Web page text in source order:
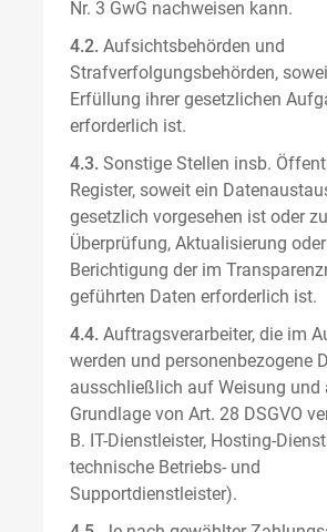
Nr. 3 GwG nachweisen kann.
4.2. Aufsichtsbehörden und
Strafverfolgungsbehörden,
Erfüllung ihrer gesetzlichen
erforderlich ist.
4.3. Sonstige Stellen insb.
Register, soweit ein
gesetzlich vorgesehen ist oder
Überprüfung, Aktualisierung oder
Berichtigung der im
geführten Daten erforderlich ist.
4.4. Auftragsverarbeiter, die im
werden und personenbezogene
ausschließlich auf Weisung und
Grundlage von Art. 28 DSGVO
B. IT-Dienstleister, Hosting-
technische Betriebs- und
Supportdienstleister).